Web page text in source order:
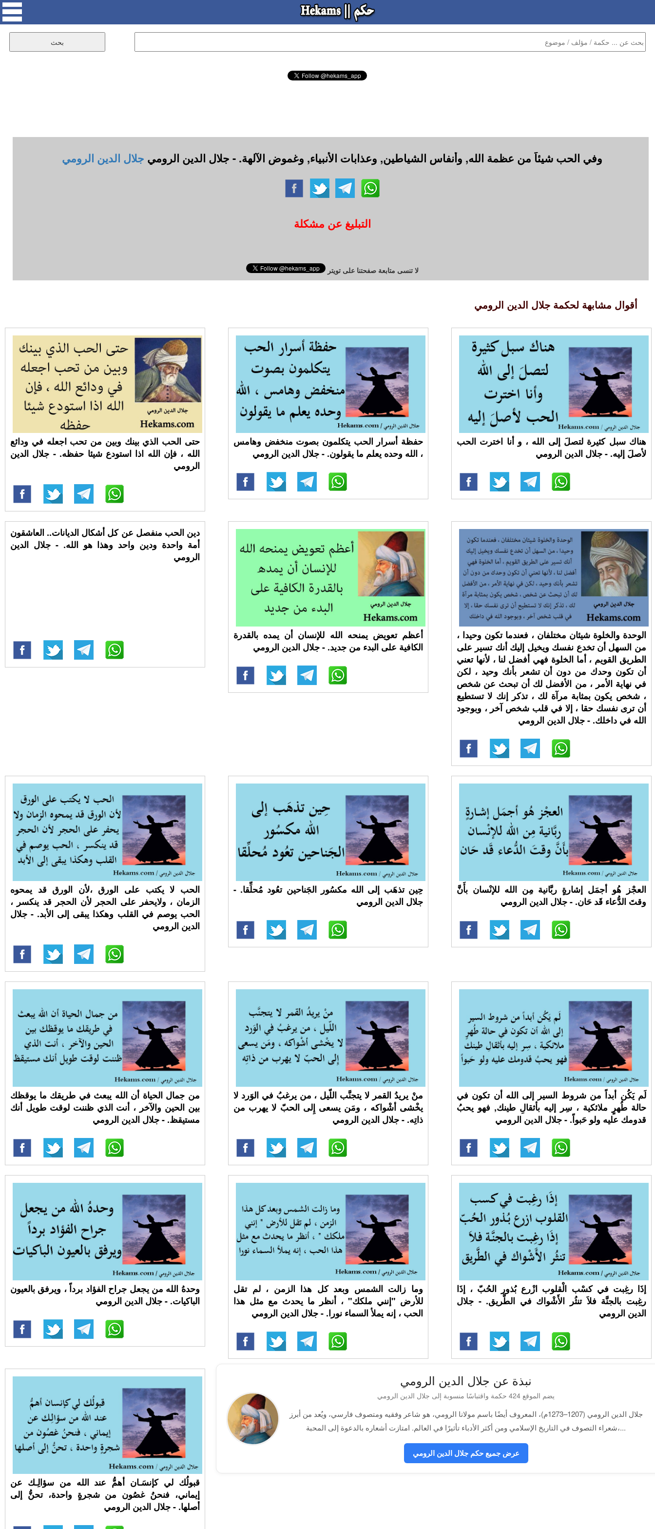
وفي الحب شيئاً من عظمة الله, وأنفاس الشياطين, وعذابات الأنبياء, وغموض الآلهة. - جلال الدين الرومي جلال الدين الرومي
التبليغ عن مشكلة
لا تنسى متابعة صفحتنا على تويتر
أقوال مشابهة لحكمة جلال الدين الرومي
حتى الحب الذي بينك وبين من تحب اجعله في ودائع
الله ، فإن الله اذا استودع شيئا حفظه. - جلال الدين
الرومي
حفظة أسرار الحب يتكلمون بصوت منخفض وهامس
، الله وحده يعلم ما يقولون. - جلال الدين الرومي
هناك سبل كثيرة لتصلَ إلى الله ، و أنا اخترت الحب
لأصلَ إليه. - جلال الدين الرومي
دين الحب منفصل عن كل أشكال الديانات.. العاشقون
أمة واحدة ودين واحد وهذا هو الله. - جلال الدين
الرومي
أعظم تعويض يمنحه الله للإنسان أن يمده بالقدرة
الكافية على البدء من جديد. - جلال الدين الرومي
الوحدة والخلوة شيئان مختلفان ، فعندما تكون وحيدا ،
من السهل أن تخدع نفسك ويخيل إليك أنك تسير على
الطريق القويم ، أما الخلوة فهي أفضل لنا ، لأنها تعني
أن تكون وحدك من دون أن تشعر بأنك وحيد ، لكن
في نهاية الأمر ، من الأفضل لك أن تبحث عن شخص
، شخص يكون بمثابة مرآة لك ، تذكر إنك لا تستطيع
أن ترى نفسك حقا ، إلا في قلب شخص آخر ، وبوجود
الله في داخلك. - جلال الدين الرومي
‏الحب لا يكتب على الورق ،ﻷن الورق قد يمحوه
الزمان ، ولايحفر على الحجر لأن الحجر قد ينكسر ،
الحب يوصم في القلب وهكذا يبقى إلى الأبد. - جلال
الدين الرومي
حِين تذهَب إلى الله مكسُور الجَناحين تعُود مُحلِّقا. -
جلال الدين الرومي
العجْز هُو أجمَل إشارةٍ ربَّانية مِن الله للإنْسان بأَنَّ
وقتَ الدُّعاء قَد حَان. - جلال الدين الرومي
من جمال الحياة أن الله يبعث في طريقك ما يوقظك
بين الحين والآخر ، أنت الذي ظننت لوقت طويل أنك
مستيقظ. - جلال الدين الرومي
منْ يريدُ القمر لا يتجنَّب اللّيل ، من يرغبُ في الوَرد لا
يخْشى أشْواكه ، ومَن يسعى إِلى الحبّ لا يهرب من
ذاتِه. - جلال الدين الرومي
لَم يَكُن أبداً من شروط السير إلى الله أن تكون في
حالة طُهرٍ ملائكية ، سِر إليه بأثقالِ طينك, فهو يحبُ
قدومك عليه ولو حَبواً. - جلال الدين الرومي
وحدهُ الله من يجعل جراح الفؤاد برداً ، ويرفق بالعيون
الباكيات. - جلال الدين الرومي
‏وما زالت الشمس وبعد كل هذا الزمن ، لم تقل
للأرض "إنني ملكك" ، أنظر ما يحدث مع مثل هذا
الحب ، إنه يملأ السماء نورا. - جلال الدين الرومي
إذَا رغِبت في كسْب الْقلوب ازْرع بُذور الحُبّ ، إذَا
رغِبت بالجنَّة فلاَ تنثُر الأَشْواك في الطَّريق. - جلال
الدين الرومي
قبولُك لي كإنسَـان أهمُّ عند الله من سؤالِـك عن
إيماني، فنحنُ غصُون من شجرةٍ واحدة، تحنُّ إلى
أصلها. - جلال الدين الرومي
نبذة عن جلال الدين الرومي
يضم الموقع 424 حكمة واقتباسًا منسوبة إلى جلال الدين الرومي
جلال الدين الرومي (1207–1273م)، المعروف أيضًا باسم مولانا الرومي، هو شاعر وفقيه ومتصوف فارسي، ويُعد من أبرز
شعراء التصوف في التاريخ الإسلامي ومن أكثر الأدباء تأثيرًا في العالم. امتازت أشعاره بالدعوة إلى المحبة،...
عرض جميع حكم جلال الدين الرومي